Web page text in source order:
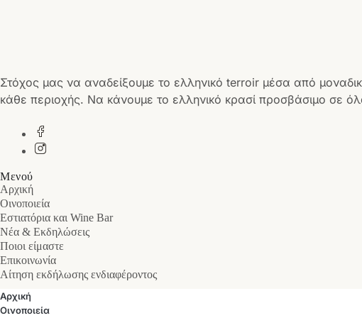
Στόχος μας να αναδείξουμε το ελληνικό terroir μέσα από
κάθε περιοχής. Να κάνουμε το ελληνικό κρασί προσβάσιμο σε
Μενού
Αρχική
Οινοποιεία
Εστιατόρια και Wine Bar
Νέα & Εκδηλώσεις
Ποιοι είμαστε
Επικοινωνία
Αίτηση εκδήλωσης ενδιαφέροντος
Αρχική
Οινοποιεία